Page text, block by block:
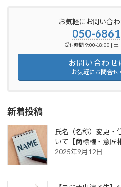
お気軽にお問い合わ
050-
受付時間 9:00-18:00 [ 土
お問い合わせ
お気軽にお問合せ
新着投稿
氏名（名称）変更・
いて【商標権・意匠
2025年9月12日